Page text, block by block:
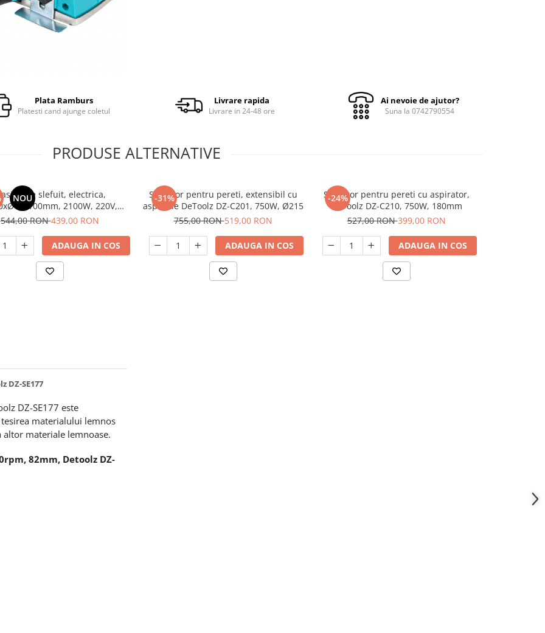
Plata Ramburs
Platesti cand ajunge coletul
Livrare rapida
Livrare in 24-48 ore
Ai nevoie de ajutor?
Suna la 0742790554
PRODUSE ALTERNATIVE
NOUde slefuit, electrica,
2100W, 220V,
Raider RDP-BM01
544,00 RON439,00 RON
ADAUGA IN COS
-31%
Slefuitor pentru pereti, extensibil cu
aspiratie DeToolz DZ-C201, 750W, Ø215
755,00 RON519,00 RON
ADAUGA IN COS
-24%
Slefuitor pentru pereti cu aspirator,
DeToolz DZ-C210, 750W, 180mm
527,00 RON399,00 RON
ADAUGA IN COS
DZ-SE177
DZ-SE177 este
materialului lemnos
materiale lemnoase.
82mm, Detoolz DZ-